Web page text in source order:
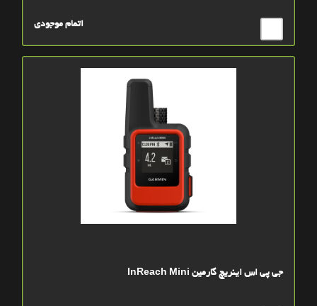
اتمام موجودی
جی پی اس اینریچ گارمین InReach Mini